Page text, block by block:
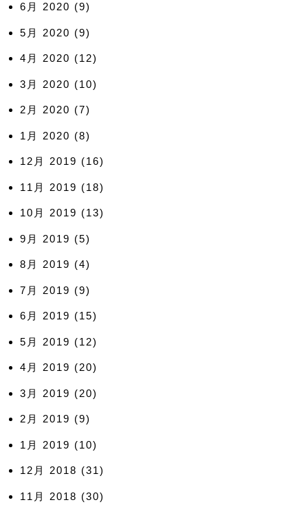
6月 2020 (9)
5月 2020 (9)
4月 2020 (12)
3月 2020 (10)
2月 2020 (7)
1月 2020 (8)
12月 2019 (16)
11月 2019 (18)
10月 2019 (13)
9月 2019 (5)
8月 2019 (4)
7月 2019 (9)
6月 2019 (15)
5月 2019 (12)
4月 2019 (20)
3月 2019 (20)
2月 2019 (9)
1月 2019 (10)
12月 2018 (31)
11月 2018 (30)